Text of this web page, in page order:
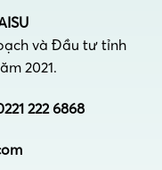
và Đầu tư tỉnh
2021.
222 6868